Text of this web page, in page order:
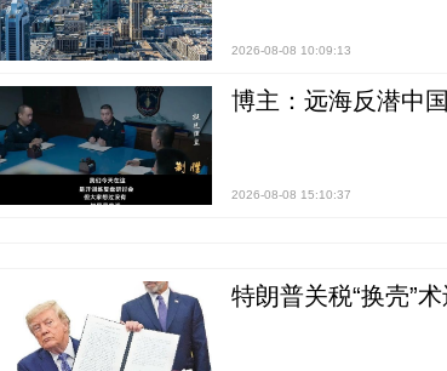
2026-08-08 10:09:13
博主：远海反潜中
2026-08-08 15:10:37
特朗普关税“换壳”